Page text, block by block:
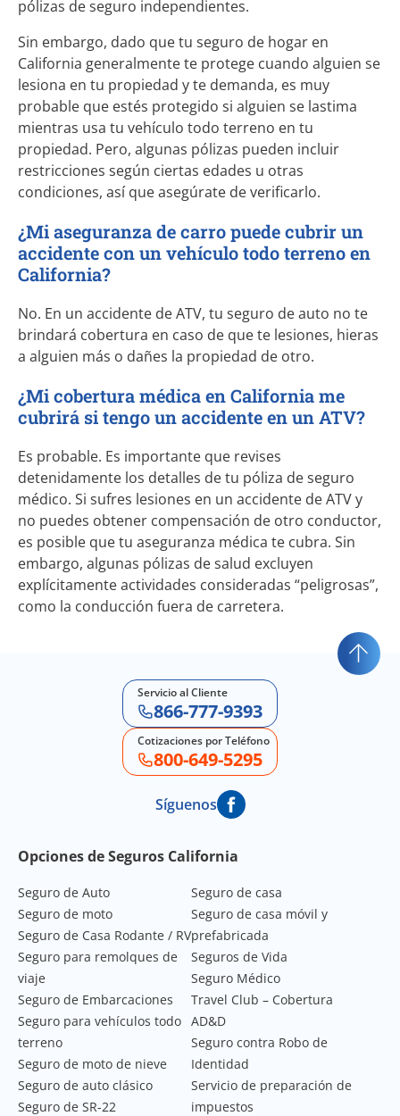
pólizas de seguro independientes.
Sin embargo, dado que tu seguro de hogar en
California generalmente te protege cuando alguien se
lesiona en tu propiedad y te demanda, es muy
probable que estés protegido si alguien se lastima
mientras usa tu vehículo todo terreno en tu
propiedad. Pero, algunas pólizas pueden incluir
restricciones según ciertas edades u otras
condiciones, así que asegúrate de verificarlo.
¿Mi aseguranza de carro puede cubrir un
accidente con un vehículo todo terreno en
California?
No. En un accidente de ATV, tu seguro de auto no te
brindará cobertura en caso de que te lesiones, hieras
a alguien más o dañes la propiedad de otro.
¿Mi cobertura médica en California me
cubrirá si tengo un accidente en un ATV?
Es probable. Es importante que revises
detenidamente los detalles de tu póliza de seguro
médico. Si sufres lesiones en un accidente de ATV y
no puedes obtener compensación de otro conductor,
es posible que tu aseguranza médica te cubra. Sin
embargo, algunas pólizas de salud excluyen
explícitamente actividades consideradas “peligrosas”,
como la conducción fuera de carretera.
Servicio al Cliente
866-777-9393
Cotizaciones por Teléfono
800-649-5295
Síguenos
Footer Navigation
Opciones de Seguros California
Seguro de Auto
Seguro de moto
Seguro de Casa Rodante / RV
Seguro para remolques de
viaje
Seguro de Embarcaciones
Seguro para vehículos todo
terreno
Seguro de moto de nieve
Seguro de auto clásico
Seguro de SR-22
Seguro de casa
Seguro de casa móvil y
prefabricada
Seguros de Vida
Seguro Médico
Travel Club – Cobertura
AD&D
Seguro contra Robo de
Identidad
Servicio de preparación de
impuestos